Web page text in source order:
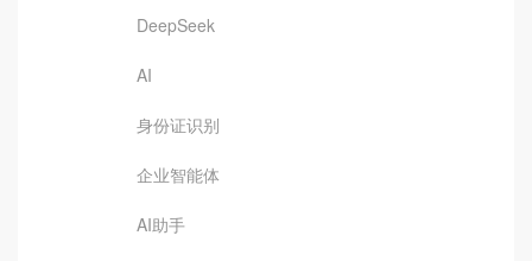
DeepSeek
AI
身份证识别
企业智能体
AI助手